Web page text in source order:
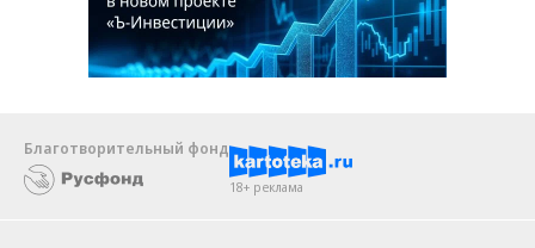
Благотворительный фонд
18+ реклама